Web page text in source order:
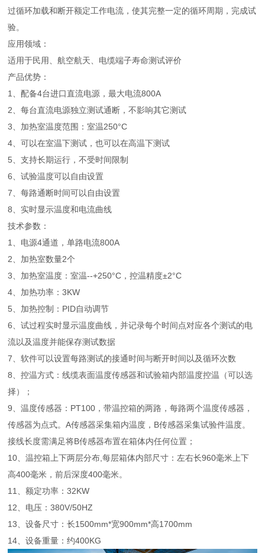
过循环加载和断开额定工作电流，使其完整一定的循环周期，完成试
验。
应用领域：
适用于民用、航空航天、电缆端子寿命测试评价
产品优势：
1、配备4台进口直流电源，最大电流800A
2、每台直流电源独立测试通断，不影响其它测试
3、加热室温度范围：室温250°C
4、可以在室温下测试，也可以在高温下测试
5、支持长期运行，不受时间限制
6、试验温度可以自由设置
7、每路通断时间可以自由设置
8、实时显示温度和电流曲线
技术参数：
1、电源4通道，单路电流800A
2、加热室数量2个
3、加热室温度：室温--+250°C，控温精度±2°C
4、加热功率：3KW
5、加热控制：PID自动调节
6、试过程实时显示温度曲线，并记录每个时间点对应各个测试的电
流以及温度并能保存测试数据
7、软件可以设置每路测试的接通时间与断开时间以及循环次数
8、控温方式：线缆表面温度传感器和试验箱内部温度控温（可以选
择）；
9、温度传感器：PT100，带温控箱的两路，每路两个温度传感器，
传感器为点式。A传感器采集箱内温度，B传感器采集试验件温度。
接线长度需满足将B传感器布置在箱体内任何位置；
10、温控箱上下两层分布,每层箱体内部尺寸：左右长960毫米上下
高400毫米，前后深度400毫米。
11、额定功率：32KW
12、电压：380V/50HZ
13、设备尺寸：长1500mm*宽900mm*高1700mm
14、设备重量：约400KG